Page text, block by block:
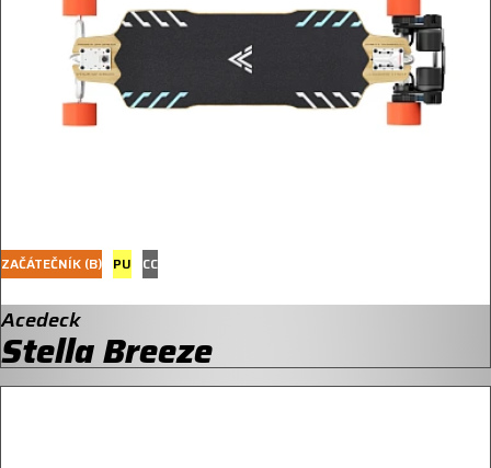
Acedeck
Stella Breeze
ZAČÁTEČNÍK (B) PU CC